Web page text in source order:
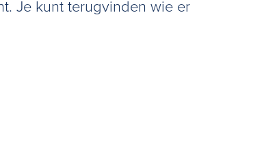
Je kunt terugvinden wie er